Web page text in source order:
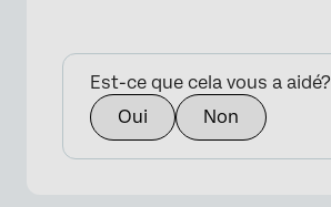
Est-ce que cela vous a aidé?
Oui
Non